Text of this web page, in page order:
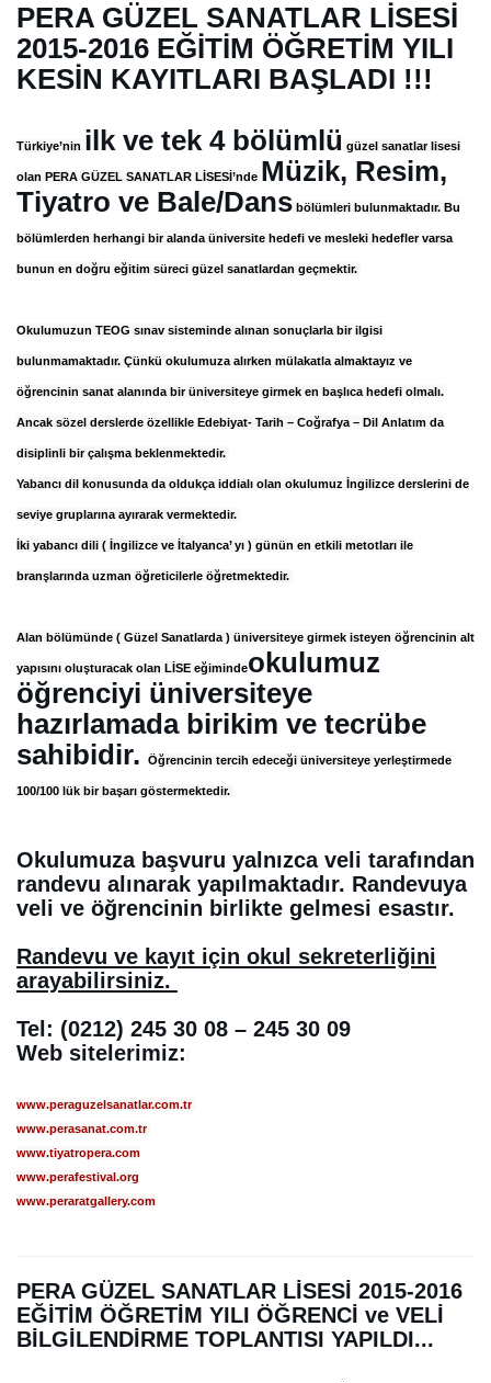
PERA GÜZEL SANATLAR LİSESİ
2015-2016 EĞİTİM ÖĞRETİM YILI
KESİN KAYITLARI BAŞLADI !!!
Türkiye’nin ilk ve tek 4 bölümlü güzel sanatlar lisesi
olan PERA GÜZEL SANATLAR LİSESİ’nde Müzik, Resim,
Tiyatro ve Bale/Dans bölümleri bulunmaktadır. Bu
bölümlerden herhangi bir alanda üniversite hedefi ve mesleki hedefler varsa
bunun en doğru eğitim süreci güzel sanatlardan geçmektir.
Okulumuzun TEOG sınav sisteminde alınan sonuçlarla bir ilgisi
bulunmamaktadır. Çünkü okulumuza alırken mülakatla almaktayız ve
öğrencinin sanat alanında bir üniversiteye girmek en başlıca hedefi olmalı.
Ancak sözel derslerde özellikle Edebiyat- Tarih – Coğrafya – Dil Anlatım da
disiplinli bir çalışma beklenmektedir.
Yabancı dil konusunda da oldukça iddialı olan okulumuz İngilizce derslerini de
seviye gruplarına ayırarak vermektedir.
İki yabancı dili ( İngilizce ve İtalyanca’ yı ) günün en etkili metotları ile
branşlarında uzman öğreticilerle öğretmektedir.
Alan bölümünde ( Güzel Sanatlarda ) üniversiteye girmek isteyen öğrencinin alt
yapısını oluşturacak olan LİSE eğimindeokulumuz
öğrenciyi üniversiteye
hazırlamada birikim ve tecrübe
sahibidir.
Öğrencinin tercih edeceği üniversiteye yerleştirmede
100/100 lük bir başarı göstermektedir.
Okulumuza başvuru yalnızca veli tarafından
randevu alınarak yapılmaktadır. Randevuya
veli ve öğrencinin birlikte gelmesi esastır.
Randevu ve kayıt için okul sekreterliğini
arayabilirsiniz.
Tel: (0212) 245 30 08 – 245 30 09
Web sitelerimiz:
www.peraguzelsanatlar.com.tr
www.perasanat.com.tr
www.tiyatropera.com
www.perafestival.org
www.peraratgallery.com
PERA GÜZEL SANATLAR LİSESİ 2015-2016
EĞİTİM ÖĞRETİM YILI ÖĞRENCİ ve VELİ
BİLGİLENDİRME TOPLANTISI YAPILDI...